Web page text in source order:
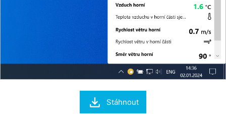
 Stáhnout